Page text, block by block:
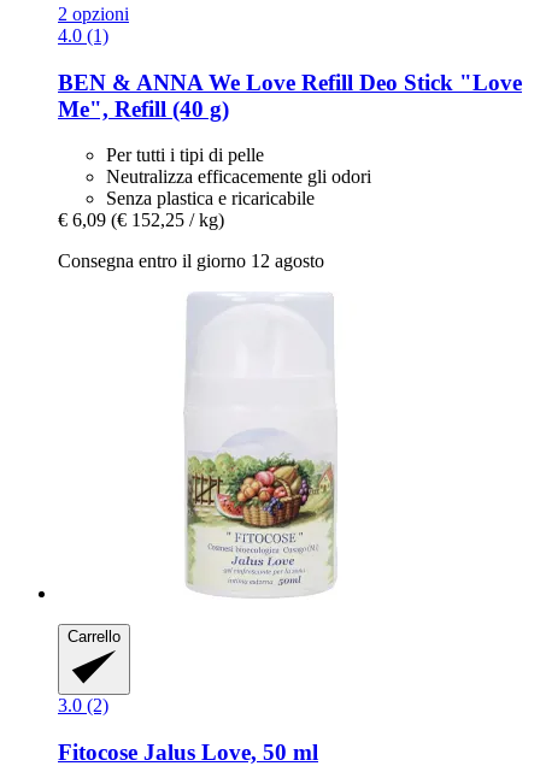
2 opzioni
4.0 (1)
BEN & ANNA We Love Refill Deo Stick "Love
Me", Refill (40 g)
Per tutti i tipi di pelle
Neutralizza efficacemente gli odori
Senza plastica e ricaricabile
€ 6,09 (€ 152,25 / kg)
Consegna entro il giorno 12 agosto
Carrello
3.0 (2)
Fitocose Jalus Love, 50 ml